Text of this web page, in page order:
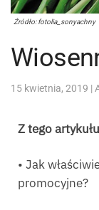
Źródło: fotolia_sonyachny
15 kwietnia, 2019 |
Z tego
• Jak
promocyjne?